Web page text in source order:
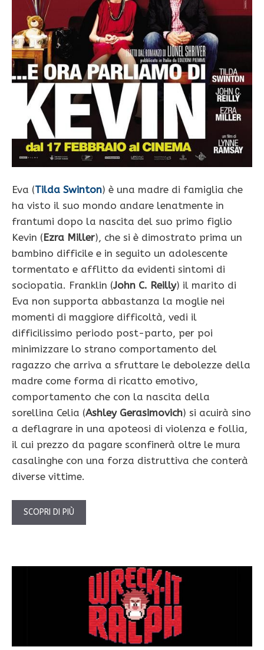
Eva (Tilda Swinton) è una madre di famiglia che
ha visto il suo mondo andare lenatmente in
frantumi dopo la nascita del suo primo figlio
Kevin (Ezra Miller), che si è dimostrato prima un
bambino difficile e in seguito un adolescente
tormentato e afflitto da evidenti sintomi di
sociopatia. Franklin (John C. Reilly) il marito di
Eva non supporta abbastanza la moglie nei
momenti di maggiore difficoltà, vedi il
difficilissimo periodo post-parto, per poi
minimizzare lo strano comportamento del
ragazzo che arriva a sfruttare le debolezze della
madre come forma di ricatto emotivo,
comportamento che con la nascita della
sorellina Celia (Ashley Gerasimovich) si acuirà sino
a deflagrare in una apoteosi di violenza e follia,
il cui prezzo da pagare sconfinerà oltre le mura
casalinghe con una forza distruttiva che conterà
diverse vittime.
SCOPRI DI PIÙ